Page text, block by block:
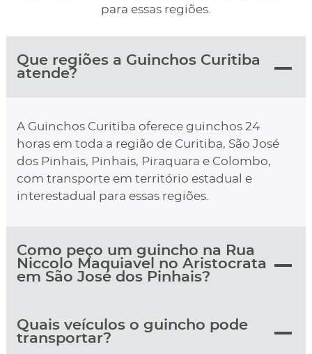
para essas regiões.
Que regiões a Guinchos Curitiba
atende?
A Guinchos Curitiba oferece guinchos 24
horas em toda a região de Curitiba, São José
dos Pinhais, Pinhais, Piraquara e Colombo,
com transporte em território estadual e
interestadual para essas regiões.
Como peço um guincho na Rua
Niccolo Maquiavel no Aristocrata
em São José dos Pinhais?
Quais veículos o guincho pode
transportar?